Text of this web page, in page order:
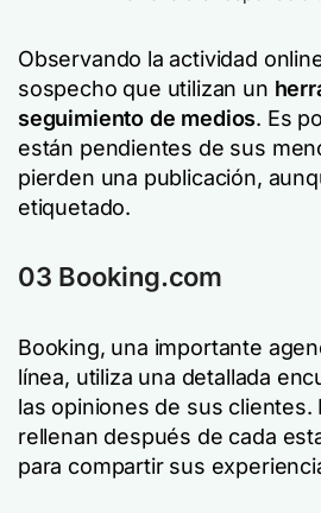
Observando la actividad
sospecho que utilizan un
seguimiento de medios. Es
están pendientes de sus
pierden una publicación,
etiquetado.
03 Booking.com
Booking, una importante
línea, utiliza una detallada
las opiniones de sus clientes.
rellenan después de cada
para compartir sus